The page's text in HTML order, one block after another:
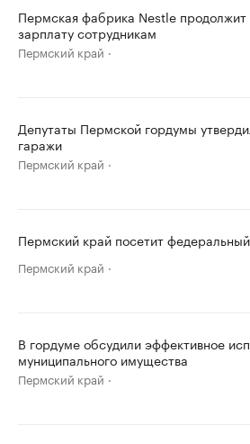
Пермская фабрика Nestle продолжит
зарплату сотрудникам
Пермский край
Депутаты Пермской гордумы
гаражи
Пермский край
Пермский край посетит
Пермский край
В гордуме обсудили эффективное
муниципального имущества
Пермский край